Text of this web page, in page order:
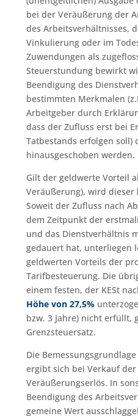
bei der Veräußerung der
des Arbeitsverhältnisses,
Vinkulierung oder im
Zuwendungen als
Steuerstundung bewirkt
Beendigung des
bestimmten Merkmalen
Arbeitgeber durch
dass der Zufluss erst bei
Tatbestands erfolgen soll)
hinausgeschoben werden.
Gilt der geldwerte Vorteil
Veräußerung), wird dieser
Soweit der Zufluss nach
dem Zeitpunkt der
und das Dienstverhältnis
gedauert hat, unterliegen
geldwerten Vorteils der
Tarifbesteuerung. Die
einem festen, der KESt
Höhe von 27,5%
bzw. 3 Jahre) nicht erfüllt,
Grenzsteuersatz.
Die
ergibt sich bei Verkauf
Veräußerungserlös. In
Beendigung des
gemeine Wert